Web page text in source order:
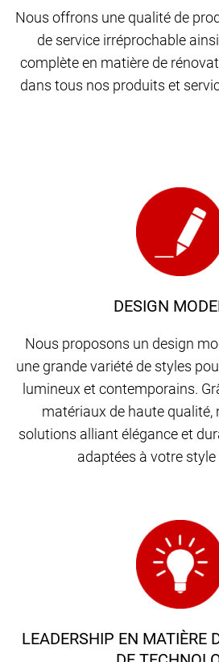
Nous offrons une qualité de
de service irréprochable
complète en matière de
dans tous nos produits et
DESIGN
Nous proposons un design
une grande variété de styles
lumineux et contemporains.
matériaux de haute qualité,
solutions alliant élégance et
adaptées à votre style
LEADERSHIP EN MATIÈRE